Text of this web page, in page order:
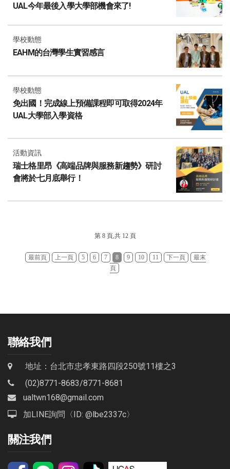
UAL今年最後入學大學部機會來了!
學校動態
EAHM的台灣學生實習感言
學校動態
免出國！完成線上預備課程即可取得2024年
UAL大學部入學資格
活動資訊
瑞士格里昂《高端品牌與服務新趨勢》研討
會將於七月底舉行！
第 8 頁,共 12 頁
最前頁 上一頁 5 6 7 8 9 10 11 下一頁
最末
頁
聯絡我們
地址：台北市忠孝東路四段250號11樓之3
(02)8771-8683/8771-8681
ualtwn168@gmail.com
加LINE詢問〈ID: @lbe2337c〉
關注我們